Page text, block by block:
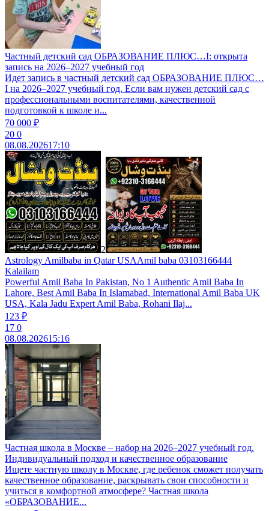
Частный детский сад ОБРАЗОВАНИЕ ПЛЮС…I: открыта
запись на 2026–2027 учебный год
Идет запись в частный детский сад ОБРАЗОВАНИЕ ПЛЮС…
I на 2026–2027 учебный год. Если вам нужен детский сад с
профессиональными воспитателями, качественной
подготовкой к школе и...
70 000 ₽
20 0
08.08.202617:10
2
Astrology Amilbaba in Qatar USAAmil baba 03103166444
Kalailam
Powerful Amil Baba In Pakistan, No 1 Authentic Amil Baba In
Lahore, Best Amil Baba In Islamabad, International Amil Baba UK
USA, Kala Jadu Expert Amil Baba, Rohani Ilaj...
123 ₽
17 0
08.08.202615:16
Частная школа в Москве – набор на 2026–2027 учебный год.
Индивидуальный подход и качественное образование
Ищете частную школу в Москве, где ребенок сможет получать
качественное образование, раскрывать свои способности и
учиться в комфортной атмосфере? Частная школа
«ОБРАЗОВАНИЕ...